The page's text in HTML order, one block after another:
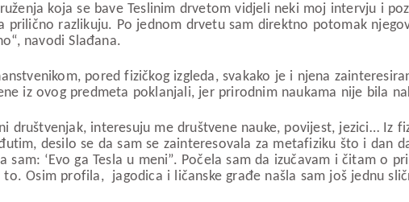
koja se bave Teslinim drvetom vidjeli neki moj intervju i
prilično razlikuju. Po jednom drvetu sam direktno potomak
navodi Slađana.
pored fizičkog izgleda, svakako je i njena
iz ovog predmeta poklanjali, jer prirodnim naukama nije bila
društvenjak, interesuju me društvene nauke, povijest, jezici… Iz
desilo se da sam se zainteresovala za metafiziku što i dan
‘Evo ga Tesla u meni”. Počela sam da izučavam i čitam o
Osim profila, jagodica i ličanske građe našla sam još jednu